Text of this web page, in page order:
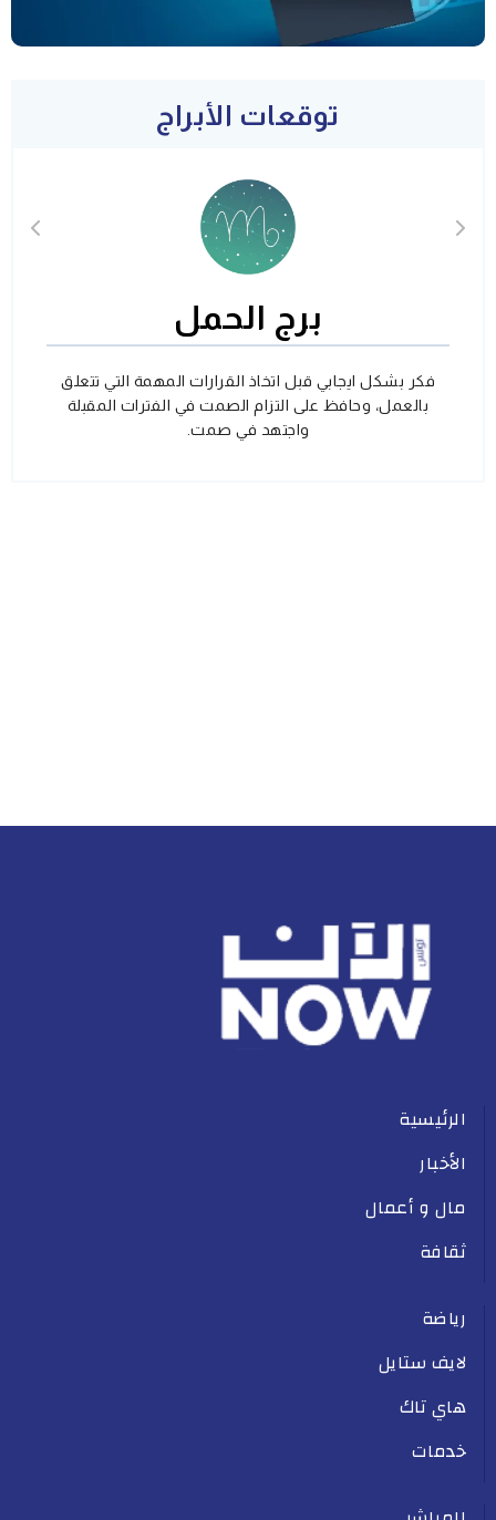
توقعات الأبراج
برج الحمل
فكر بشكل ايجابي قبل اتخاذ القرارات المهمة التي تتعلق
بالعمل، وحافظ على التزام الصمت في الفترات المقبلة
واجتهد في صمت.
الرئيسية
الأخبار
مال و أعمال
ثقافة
رياضة
لايف ستايل
هاي تاك
خدمات